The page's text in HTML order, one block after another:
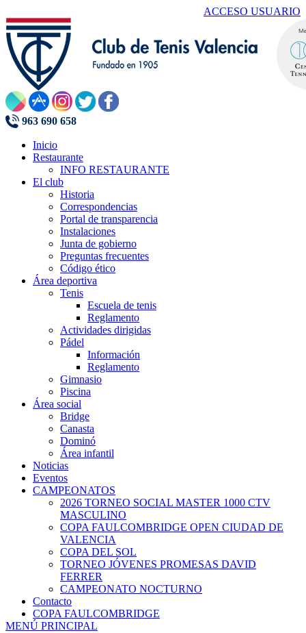
ACCESO USUARIO
963 690 658
Inicio
Restaurante
INFO RESTAURANTE
El club
Historia
Correspondencias
Portal de transparencia
Instalaciones
Junta de gobierno
Preguntas frecuentes
Código ético
Área deportiva
Tenis
Escuela de tenis
Reglamento
Actividades dirigidas
Pádel
Información
Reglamento
Gimnasio
Piscina
Área social
Bridge
Canasta
Dominó
Área infantil
Noticias
Eventos
CAMPEONATOS
2026 TORNEO SOCIAL MASTER 1000 CTV
MASCULINO
COPA FAULCOMBRIDGE OPEN CIUDAD DE
VALENCIA
COPA DEL SOL
TORNEO JÓVENES PROMESAS DAVID
FERRER
CAMPEONATO NOCTURNO
Contacto
COPA FAULCOMBRIDGE
MENÚ PRINCIPAL